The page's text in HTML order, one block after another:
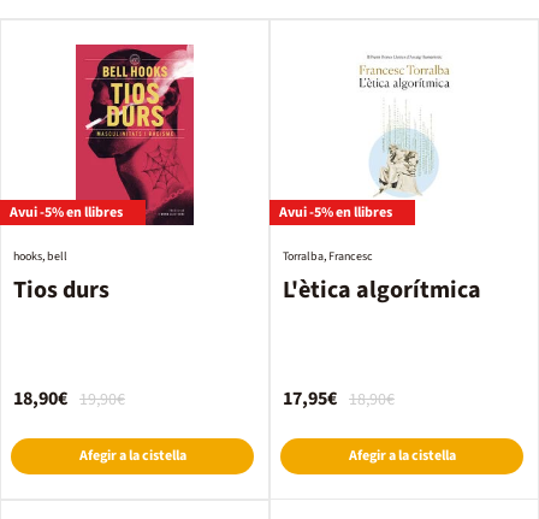
Avui -5% en llibres
Tios durs
hooks, bell
19,90€
18,90€
Afegir a la cistella
Avui -5% en llibres
L'ètica algorítmica
Torralba, Francesc
18,90€
17,95€
Afegir a la cistella